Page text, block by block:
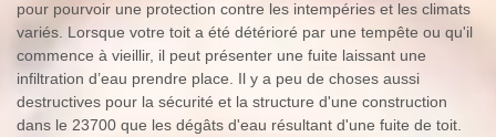
pour pourvoir une protection contre les intempéries et les climats
variés. Lorsque votre toit a été détérioré par une tempête ou qu'il
commence à vieillir, il peut présenter une fuite laissant une
infiltration d’eau prendre place. Il y a peu de choses aussi
destructives pour la sécurité et la structure d'une construction
dans le 23700 que les dégâts d'eau résultant d'une fuite de toit.